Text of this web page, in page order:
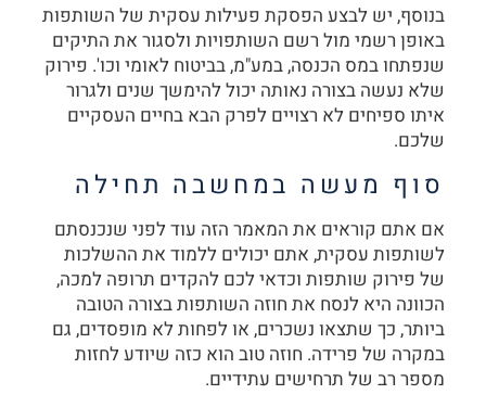
בנוסף, יש לבצע הפסקת פעילות עסקית של השותפות
באופן רשמי מול רשם השותפויות ולסגור את התיקים
שנפתחו במס הכנסה, במע"מ, בביטוח לאומי וכו'. פירוק
שלא נעשה בצורה נאותה יכול להימשך שנים ולגרור
איתו ספיחים לא רצויים לפרק הבא בחיים העסקיים
שלכם.
סוף מעשה במחשבה תחילה
אם אתם קוראים את המאמר הזה עוד לפני שנכנסתם
לשותפות עסקית, אתם יכולים ללמוד את ההשלכות
של פירוק שותפות וכדאי לכם להקדים תרופה למכה,
הכוונה היא לנסח את חוזה השותפות בצורה הטובה
ביותר, כך שתצאו נשכרים, או לפחות לא מופסדים, גם
במקרה של פרידה. חוזה טוב הוא כזה שיודע לחזות
מספר רב של תרחישים עתידיים.